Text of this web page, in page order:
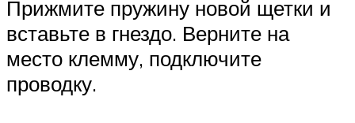
Прижмите пружину новой щетки и
вставьте в гнездо. Верните на
место клемму, подключите
проводку.